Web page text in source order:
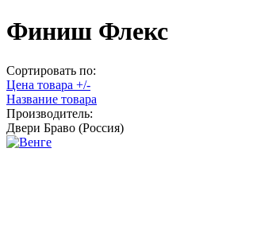
Финиш Флекс
Сортировать по:
Цена товара +/-
Название товара
Производитель:
Двери Браво (Россия)